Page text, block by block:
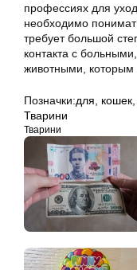
профессиях для
необходимо
требует большой
контакта с
животными, которым
Позначки:для кошек
Тварини
Тварини